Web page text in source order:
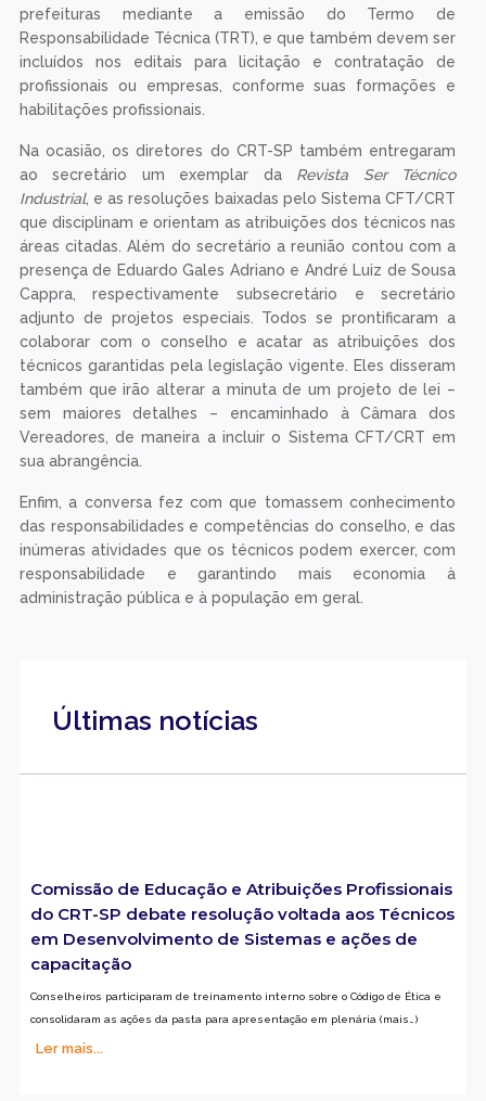
prefeituras mediante a emissão do Termo de
Responsabilidade Técnica (TRT), e que também devem ser
incluídos nos editais para licitação e contratação de
profissionais ou empresas, conforme suas formações e
habilitações profissionais.
Na ocasião, os diretores do CRT-SP também entregaram
ao secretário um exemplar da Revista Ser Técnico
Industrial, e as resoluções baixadas pelo Sistema CFT/CRT
que disciplinam e orientam as atribuições dos técnicos nas
áreas citadas. Além do secretário a reunião contou com a
presença de Eduardo Gales Adriano e André Luiz de Sousa
Cappra, respectivamente subsecretário e secretário
adjunto de projetos especiais. Todos se prontificaram a
colaborar com o conselho e acatar as atribuições dos
técnicos garantidas pela legislação vigente. Eles disseram
também que irão alterar a minuta de um projeto de lei –
sem maiores detalhes – encaminhado à Câmara dos
Vereadores, de maneira a incluir o Sistema CFT/CRT em
sua abrangência.
Enfim, a conversa fez com que tomassem conhecimento
das responsabilidades e competências do conselho, e das
inúmeras atividades que os técnicos podem exercer, com
responsabilidade e garantindo mais economia à
administração pública e à população em geral.
Últimas notícias
Comissão de Educação e Atribuições Profissionais
do CRT-SP debate resolução voltada aos Técnicos
em Desenvolvimento de Sistemas e ações de
capacitação
Conselheiros participaram de treinamento interno sobre o Código de Ética e
consolidaram as ações da pasta para apresentação em plenária (mais…)
Ler mais...